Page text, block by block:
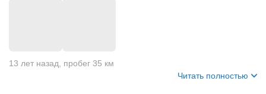
13 лет назад
пробег 35 км
Читать полностью